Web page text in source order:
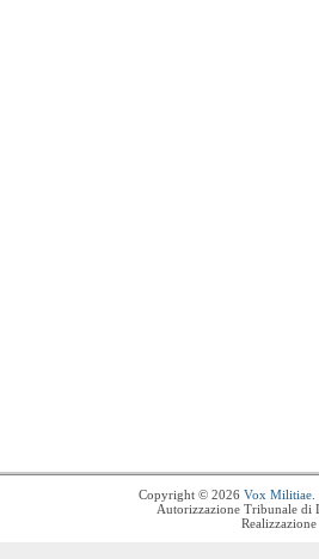
Copyright © 2026 Vox Militiae
Autorizzazione Tribunale di